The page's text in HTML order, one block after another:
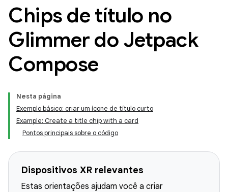
Chips de título no
Glimmer do Jetpack
Compose
Nesta página
Exemplo básico: criar um ícone de título curto
Example: Create a title chip with a card
Pontos principais sobre o código
Dispositivos XR relevantes
Estas orientações ajudam você a criar